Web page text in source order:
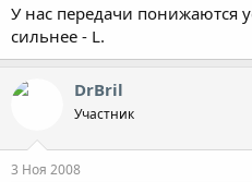
У нас передачи понижаются
сильнее - L.
DrBril
Участник
3 Ноя 2008